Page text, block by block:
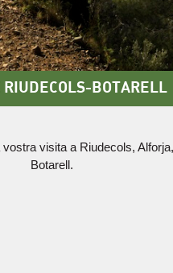
RIUDECOLS-BOTARELL
visita a Riudecols,
Botarell.